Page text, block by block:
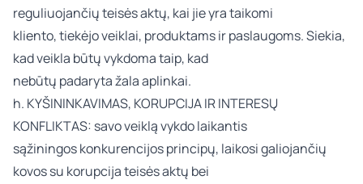
reguliuojančių teisės aktų, kai jie yra taikomi
kliento, tiekėjo veiklai, produktams ir paslaugoms. Siekia,
kad veikla būtų vykdoma taip, kad
nebūtų padaryta žala aplinkai.
h. KYŠININKAVIMAS, KORUPCIJA IR INTERESŲ
KONFLIKTAS: savo veiklą vykdo laikantis
sąžiningos konkurencijos principų, laikosi galiojančių
kovos su korupcija teisės aktų bei